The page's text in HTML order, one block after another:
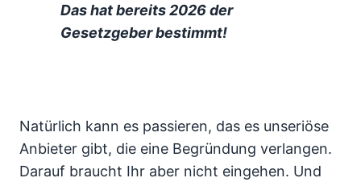
Das hat bereits 2026 der
Gesetzgeber bestimmt!
Natürlich kann es passieren, das es unseriöse
Anbieter gibt, die eine Begründung verlangen.
Darauf braucht Ihr aber nicht eingehen. Und